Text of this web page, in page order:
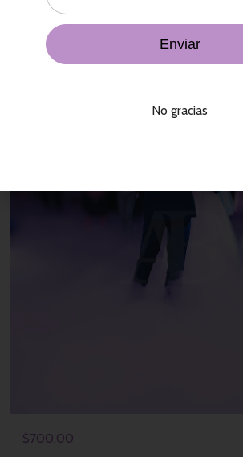
Sugerencias de Compra
$700.00
No gracias